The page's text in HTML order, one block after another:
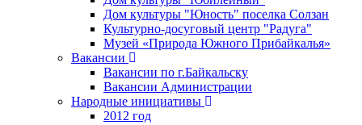
Дом культуры "Юность" поселка Солзан
Культурно-досуговый центр "Радуга"
Музей «Природа Южного Прибайкалья»
Вакансии
Вакансии по г.Байкальску
Вакансии Администрации
Народные инициативы
2012 год